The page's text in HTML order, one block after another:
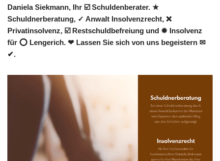
Daniela Siekmann, Ihr ☑️ Schuldenberater. ★
Schuldnerberatung, ✓ Anwalt Insolvenzrecht, ❌
Privatinsolvenz, ☑️ Restschuldbefreiung und ✹ Insolvenz
für ⭕ Lengerich. ❤ Lassen Sie sich von uns begeistern ✉
✔.